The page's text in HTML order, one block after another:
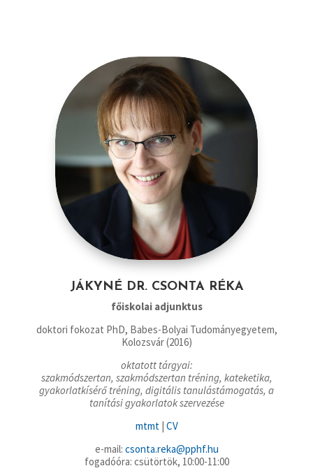
JÁKYNÉ DR. CSONTA RÉKA
főiskolai adjunktus
doktori fokozat PhD, Babes-Bolyai Tudományegyetem,
Kolozsvár (2016)
oktatott tárgyai:
szakmódszertan, szakmódszertan tréning, kateketika,
gyakorlatkísérő tréning, digitális tanulástámogatás, a
tanítási gyakorlatok szervezése
mtmt | CV
e-mail: csonta.reka@pphf.hu
fogadóóra: csütörtök, 10:00-11:00